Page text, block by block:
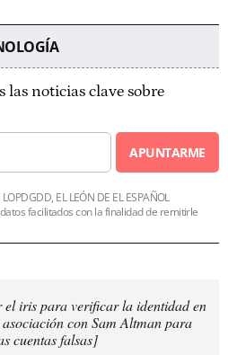
las noticias clave sobre
APUNTARME
EL LEÓN DE EL ESPAÑOL
facilitados con la finalidad de remitirle
el iris para verificar la identidad en
con Sam Altman para
cuentas falsas]